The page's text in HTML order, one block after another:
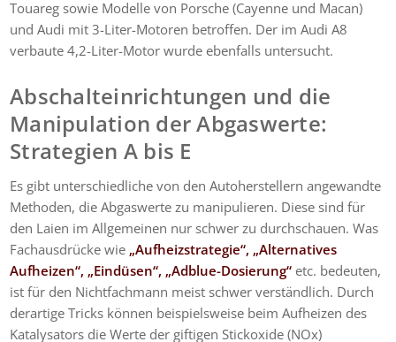
Touareg sowie Modelle von Porsche (Cayenne und Macan)
und Audi mit 3-Liter-Motoren betroffen. Der im Audi A8
verbaute 4,2-Liter-Motor wurde ebenfalls untersucht.
Abschalteinrichtungen und die
Manipulation der Abgaswerte:
Strategien A bis E
Es gibt unterschiedliche von den Autoherstellern angewandte
Methoden, die Abgaswerte zu manipulieren. Diese sind für
den Laien im Allgemeinen nur schwer zu durchschauen. Was
Fachausdrücke wie „Aufheizstrategie“, „Alternatives
Aufheizen“, „Eindüsen“, „Adblue-Dosierung“ etc. bedeuten,
ist für den Nichtfachmann meist schwer verständlich. Durch
derartige Tricks können beispielsweise beim Aufheizen des
Katalysators die Werte der giftigen Stickoxide (NOx)